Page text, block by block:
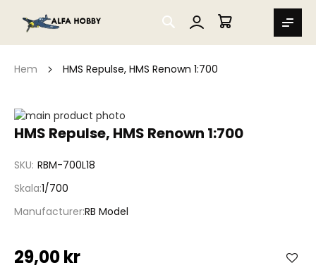
SEARCH
MIN VARUKORG
Hem HMS Repulse, HMS Renown 1:700
HMS Repulse, HMS Renown 1:700
SKU RBM-700L18
Skala 1/700
ManufacturerRB Model
29,00 kr
Hoppa
till
bildgalleriet
Hoppa
av
bildgalleriet